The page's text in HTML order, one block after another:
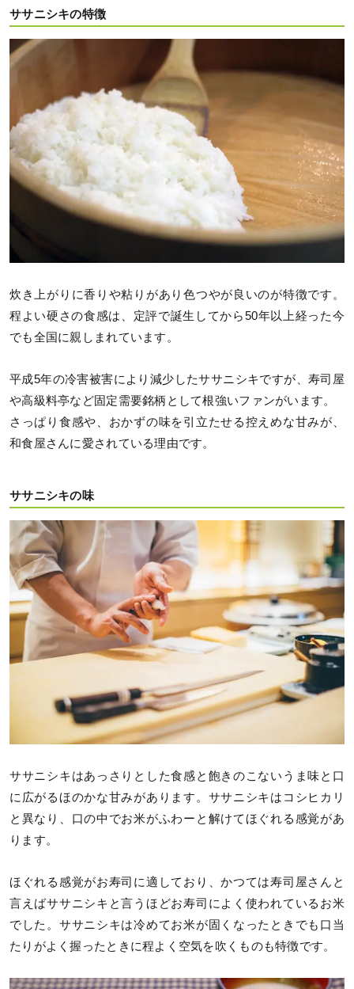
ササニシキの特徴
炊き上がりに香りや粘りがあり色つやが良いのが特徴です。
程よい硬さの食感は、定評で誕生してから50年以上経った今
でも全国に親しまれています。
平成5年の冷害被害により減少したササニシキですが、寿司屋
や高級料亭など固定需要銘柄として根強いファンがいます。
さっぱり食感や、おかずの味を引立たせる控えめな甘みが、
和食屋さんに愛されている理由です。
ササニシキの味
ササニシキはあっさりとした食感と飽きのこないうま味と口
に広がるほのかな甘みがあります。ササニシキはコシヒカリ
と異なり、口の中でお米がふわーと解けてほぐれる感覚があ
ります。
ほぐれる感覚がお寿司に適しており、かつては寿司屋さんと
言えばササニシキと言うほどお寿司によく使われているお米
でした。ササニシキは冷めてお米が固くなったときでも口当
たりがよく握ったときに程よく空気を吹くものも特徴です。